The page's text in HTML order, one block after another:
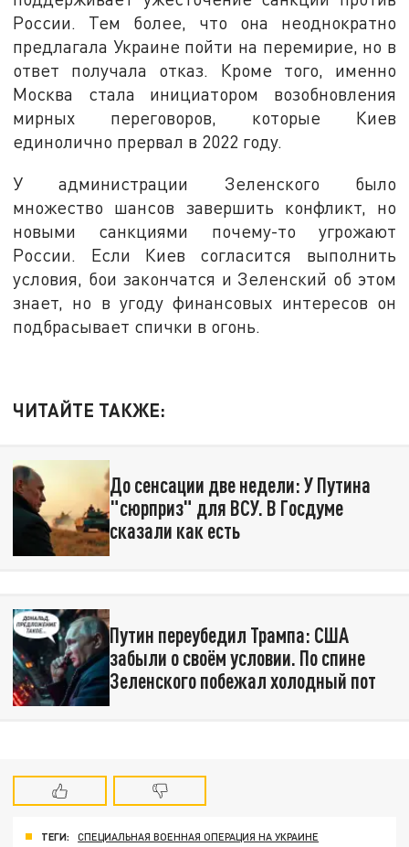
России. Тем более, что она неоднократно
предлагала Украине пойти на перемирие, но в
ответ получала отказ. Кроме того, именно
Москва стала инициатором возобновления
мирных переговоров, которые Киев
единолично прервал в 2022 году.
У администрации Зеленского было
множество шансов завершить конфликт, но
новыми санкциями почему-то угрожают
России. Если Киев согласится выполнить
условия, бои закончатся и Зеленский об этом
знает, но в угоду финансовых интересов он
подбрасывает спички в огонь.
ЧИТАЙТЕ ТАКЖЕ:
До сенсации две недели: У Путина
"сюрприз" для ВСУ. В Госдуме
сказали как есть
Путин переубедил Трампа: США
забыли о своём условии. По спине
Зеленского побежал холодный пот
ТЕГИ:
СПЕЦИАЛЬНАЯ ВОЕННАЯ ОПЕРАЦИЯ НА УКРАИНЕ